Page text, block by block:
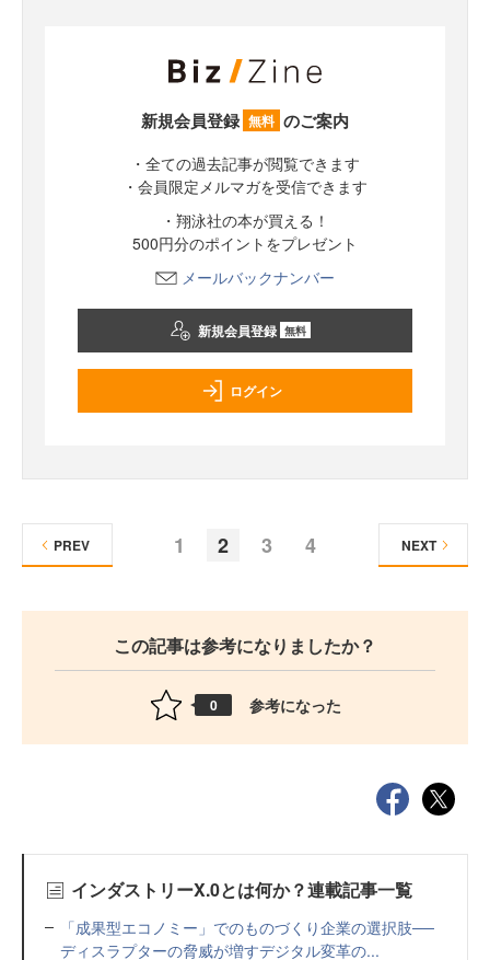
新規会員登録 無料 のご案内
・全ての過去記事が閲覧できます
・会員限定メルマガを受信できます
・翔泳社の本が買える！
500円分のポイントをプレゼント
メールバックナンバー
新規会員登録 無料
ログイン
1 2 3 4
PREV NEXT
この記事は参考になりましたか？
0 参考になった
インダストリーX.0とは何か？連載記事一覧
「成果型エコノミー」でのものづくり企業の選択肢──
ディスラプターの脅威が増すデジタル変革の...